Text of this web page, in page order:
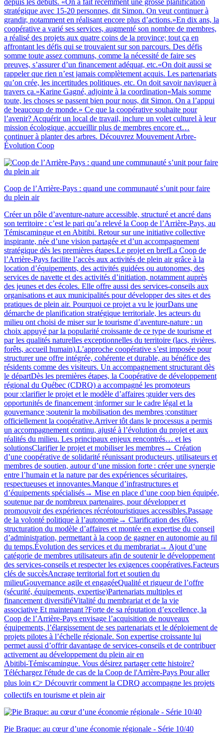
depuis les débuts. «On a fait récemment une grosse planification
stratégique avec 15-20 personnes, dit Simon. On veut continuer à
grandir, notamment en réalisant encore plus d’actions.»En dix ans, la
coopérative a varié ses services, augmenté son nombre de membres,
a réalisé des projets aux quatre coins de la province; tout ça en
affrontant les défis qui se trouvaient sur son parcours. Des défis
somme toute assez communs, comme la nécessité de faire ses
preuves, s’assurer d’un financement adéquat, etc.«On doit aussi se
rappeler que rien n’est jamais complètement acquis. Les partenariats
qu’on crée, les incertitudes politiques, etc. On doit savoir naviguer à
travers ça.»Karine Gagné, adjointe à la coordination«Mais somme
toute, les choses se passent bien pour nous, dit Simon. On a l’appui
de beaucoup de monde.» Ce que la coopérative souhaite pour
l’avenir? Acquérir un local de travail, inclure un volet culturel à leur
mission écologique, accueillir plus de membres encore et…
continuer à planter des arbres. Découvrez Mouvement Arbre-
Évolution Coop
Coop de l’Arrière-Pays : quand une communauté s’unit pour faire
du plein air
Créer un pôle d’aventure-nature accessible, structuré et ancré dans
son territoire : c’est le pari qu’a relevé la Coop de l’Arrière-Pays, au
Témiscamingue et en Abitibi. Retour sur une initiative collective
inspirante, née d’une vision partagée et d’un accompagnement
stratégique dès les premières étapes.Le projet en brefLa Coop de
l’Arrière-Pays facilite l’accès aux activités de plein air grâce à la
location d’équipements, des activités guidées ou autonomes, des
services de navette et des activités d’initiation, notamment auprès
des jeunes et des écoles. Elle offre aussi des services‑conseils aux
organisations et aux municipalités pour développer des sites et des
pratiques de plein air. Pourquoi ce projet a vu le jourDans une
démarche de planification stratégique territoriale, les acteurs du
milieu ont choisi de miser sur le tourisme d’aventure‑nature : un
choix appuyé par la popularité croissante de ce type de tourisme et
par les qualités naturelles exceptionnelles du territoire (lacs, rivières,
forêts, accueil humain).L’approche coopérative s’est imposée pour
structurer une offre intégrée, cohérente et durable, au bénéfice des
résidents comme des visiteurs. Un accompagnement structurant dès
le départDès les premières étapes, la Coopérative de développement
régional du Québec (CDRQ) a accompagné les promoteurs
pour :clarifier le projet et le modèle d’affaires ;guider vers des
opportunités de financement ;informer sur le cadre légal et la
gouvernance ;soutenir la mobilisation des membres ;constituer
officiellement la coopérative.Arriver tôt dans le processus a permis
un accompagnement continu, ajusté à l’évolution du projet et aux
réalités du milieu. Les principaux enjeux rencontrés… et les
solutionsClarifier le projet et mobiliser les membres→ Création
d’une coopérative de solidarité réunissant producteurs, utilisateurs et
membres de soutien, autour d’une mission forte : créer une synergie
entre l’humain et la nature par des expériences sécuritaires,
respectueuses et innovantes.Manque d’infrastructures et
d’équipements spécialisés→ Mise en place d’une coop bien équipée,
soutenue par de nombreux partenaires, pour développer et
promouvoir des expériences récréotouristiques accessibles.Passage
de la volonté politique à l’autonomie→ Clarification des rôles,
structuration du modèle d’affaires et montée en expertise du conseil
d’administration, permettant à la coop de gagner en autonomie au fil
du temps.Évolution des services et du membrariat→ Ajout d’une
catégorie de membres utilisateurs afin de soutenir le développement
des services‑conseils et respecter les exigences coopératives.Facteurs
clés de succèsAncrage territorial fort et soutien du
milieuGouvernance agile et engagéeQualité et rigueur de l’offre
(sécurité, équipements, expertise)Partenariats multiples et
financement diversifiéVitalité du membrariat et de la vie
associative Et maintenant ?Forte de sa réputation d’excellence, la
Coop de l’Arrière-Pays envisage l’acquisition de nouveaux
équipements, l’élargissement de ses partenariats et le déploiement de
projets pilotes à l’échelle régionale. Son expertise croissante lui
permet aussi d’offrir davantage de services‑conseils et de contribuer
activement au développement du plein air en
Abitibi‑Témiscamingue. Vous désirez partager cette histoire?
Téléchargez l'étude de cas de la Coop de l'Arrière-Pays Pour aller
plus loin 👉 Découvrir comment la CDRQ accompagne les projets
collectifs en tourisme et plein air
Pie Braque: au cœur d’une économie régionale - Série 10/40